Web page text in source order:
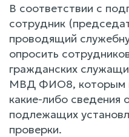
В соответствии с
сотрудник
проводящий
опросить
гражданских
МВД ФИО8, которым
какие-либо сведения
подлежащих
проверки.